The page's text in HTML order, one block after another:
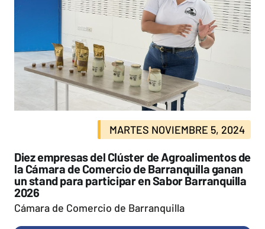
MARTES NOVIEMBRE 5, 2024
Diez empresas del Clúster de Agroalimentos de
la Cámara de Comercio de Barranquilla ganan
un stand para participar en Sabor Barranquilla
2026
Cámara de Comercio de Barranquilla